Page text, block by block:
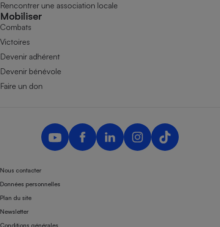
Rencontrer une association locale
Mobiliser
Combats
Victoires
Devenir adhérent
Devenir bénévole
Faire un don
Nous contacter
Données personnelles
Plan du site
Newsletter
Conditions générales